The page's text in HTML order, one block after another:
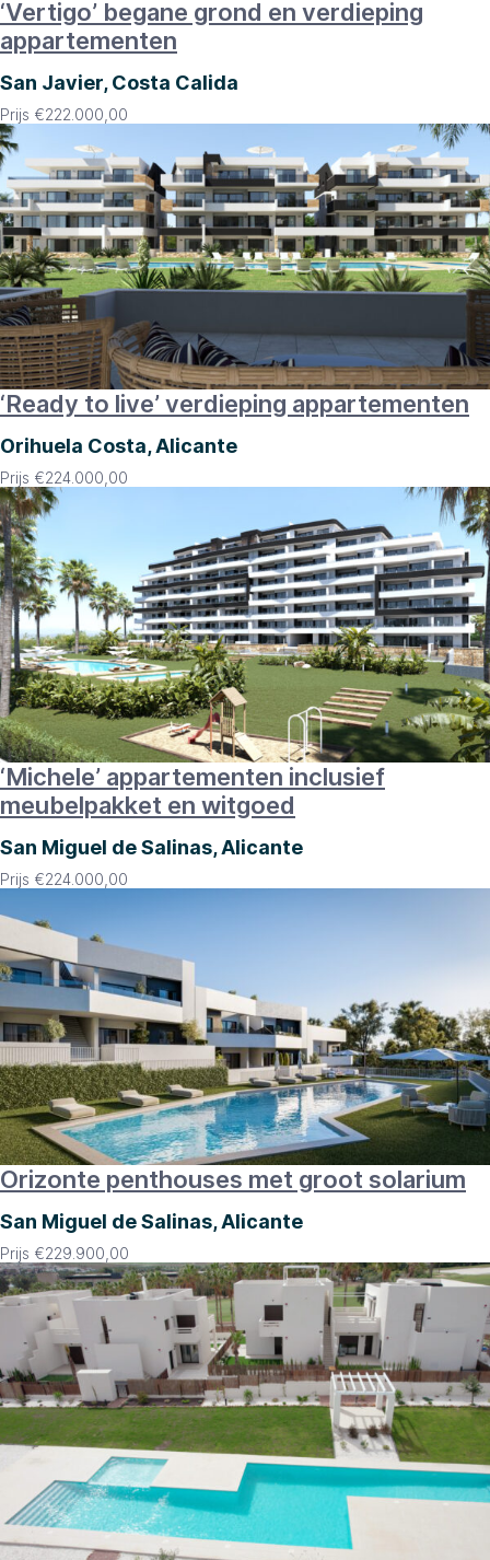
‘Vertigo’ begane grond en verdieping
appartementen
San Javier, Costa Calida
Prijs €222.000,00
‘Ready to live’ verdieping appartementen
Orihuela Costa, Alicante
Prijs €224.000,00
‘Michele’ appartementen inclusief
meubelpakket en witgoed
San Miguel de Salinas, Alicante
Prijs €224.000,00
Orizonte penthouses met groot solarium
San Miguel de Salinas, Alicante
Prijs €229.900,00